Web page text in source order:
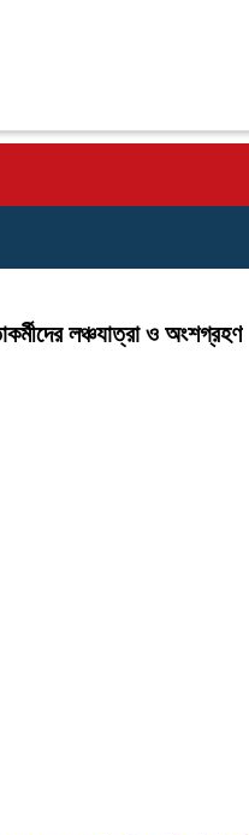
লঞ্চযাত্রা ও অংশগ্রহণ